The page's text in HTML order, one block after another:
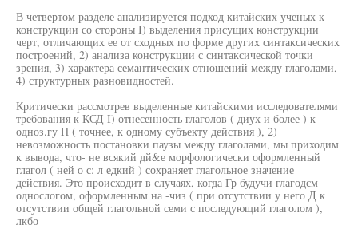
В четвертом разделе анализируется подход китайских ученых к
конструкции со стороны I) выделения присущих конструкции
черт, отличающих ее от сходных по форме других синтаксических
построений, 2) анализа конструкции с синтаксической точки
зрения, 3) характера семантических отношений между глаголами,
4) структурных разновидностей.
Критически рассмотрев выделенные китайскими исследователями
требования к КСД I) отнесенность глаголов ( диух и более ) к
одноз.гу П ( точнее, к одному субъекту действия ), 2)
невозможность постановки паузы между глаголами, мы приходим
к вывода, что- не всякий дй&е морфологически оформленный
глагол ( ней о с: л едкий ) сохраняет глагольное значение
действия. Это происходит в случаях, когда Гр будучи глагодсм-
однослогом, оформленным на -чиз ( при отсутствии у него Д к
отсутствии общей глагольной семи с последующий глаголом ),
лкбо